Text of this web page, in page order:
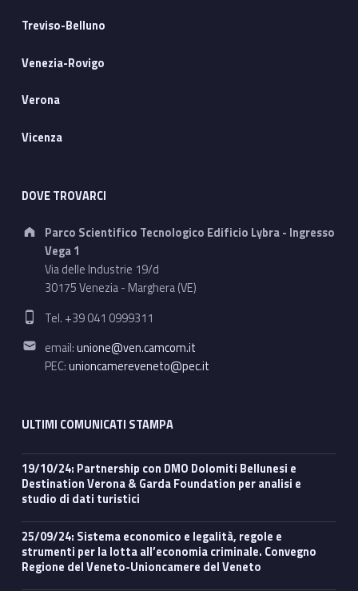
Treviso-Belluno
Venezia-Rovigo
Verona
Vicenza
DOVE TROVARCI
Address:
Parco Scientifico Tecnologico Edificio Lybra - Ingresso
Vega 1
Via delle Industrie 19/d
30175 Venezia - Marghera (VE)
Phone number:
Tel. +39 041 0999311
Email address:
email:unione@ven.camcom.it
PEC:unioncamereveneto@pec.it
ULTIMI COMUNICATI STAMPA
19/10/24: Partnership con DMO Dolomiti Bellunesi e
Destination Verona & Garda Foundation per analisi e
studio di dati turistici
25/09/24: Sistema economico e legalità, regole e
strumenti per la lotta all’economia criminale. Convegno
Regione del Veneto-Unioncamere del Veneto